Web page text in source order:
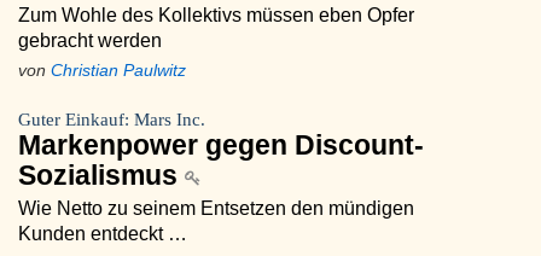
Zum Wohle des Kollektivs müssen eben Opfer
gebracht werden
von Christian Paulwitz
Guter Einkauf: Mars Inc.
Markenpower gegen Discount-
Sozialismus
Wie Netto zu seinem Entsetzen den mündigen
Kunden entdeckt …